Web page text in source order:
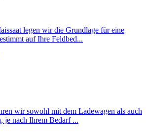
legen wir die Grundlage für eine
auf Ihre Feldbed...
wir sowohl mit dem Ladewagen als auch
je nach Ihrem Bedarf ...